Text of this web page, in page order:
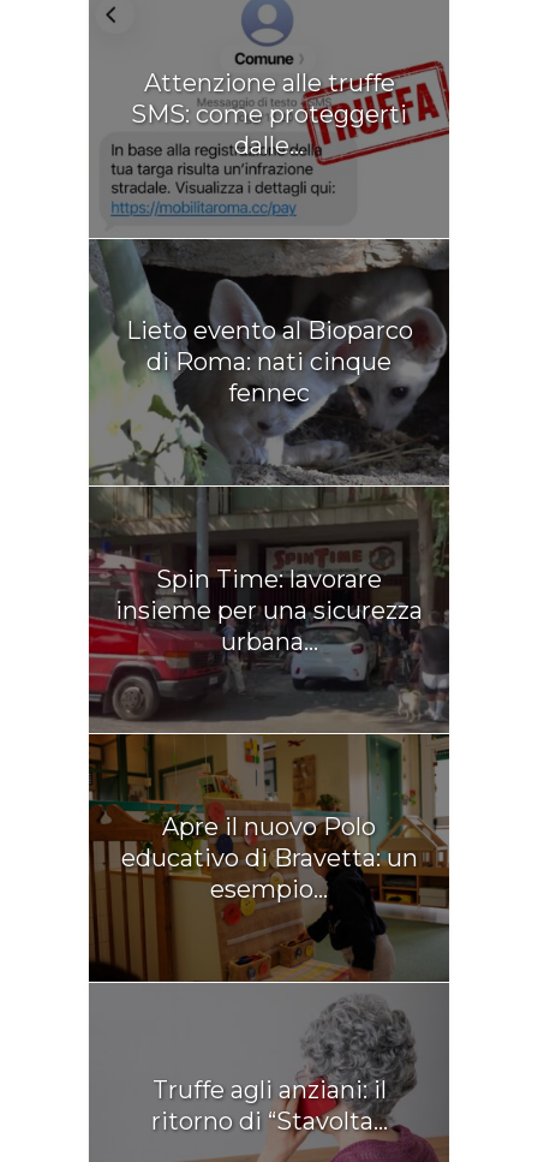
Attenzione alle truffe
SMS: come proteggerti
dalle...
Lieto evento al Bioparco
di Roma: nati cinque
fennec
Spin Time: lavorare
insieme per una sicurezza
urbana...
Apre il nuovo Polo
educativo di Bravetta: un
esempio...
Truffe agli anziani: il
ritorno di “Stavolta...